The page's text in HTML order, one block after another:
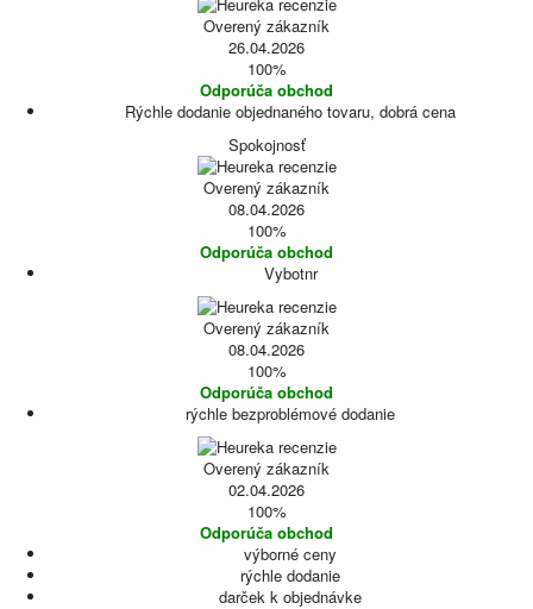
Overený zákazník
26.04.2026
100%
Odporúča obchod
Rýchle dodanie objednaného tovaru, dobrá cena
Spokojnosť
Overený zákazník
08.04.2026
100%
Odporúča obchod
Vybotnr
Overený zákazník
08.04.2026
100%
Odporúča obchod
rýchle bezproblémové dodanie
Overený zákazník
02.04.2026
100%
Odporúča obchod
výborné ceny
rýchle dodanie
darček k objednávke